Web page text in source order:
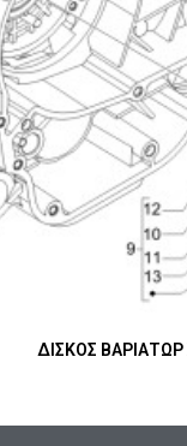
ΔΙΣΚΟΣ ΒΑΡΙΑΤΩΡ